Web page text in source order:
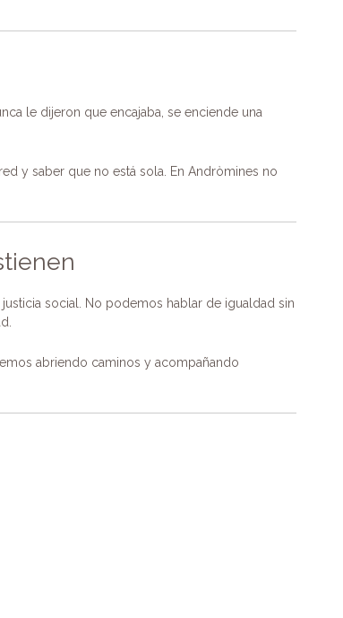
le dijeron que encajaba, se enciende una
y saber que no está sola. En Andròmines no
social. No podemos hablar de igualdad sin
abriendo caminos y acompañando